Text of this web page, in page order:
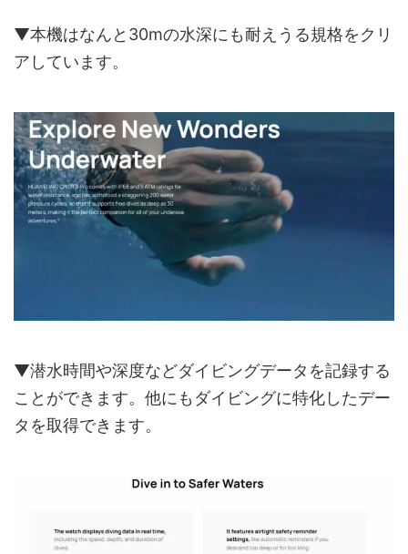
▼本機はなんと30mの水深にも耐えうる規格をクリ
アしています。
▼潜水時間や深度などダイビングデータを記録する
ことができます。他にもダイビングに特化したデー
タを取得できます。